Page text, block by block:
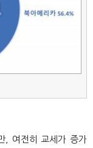
, 여전히 교세가 증가